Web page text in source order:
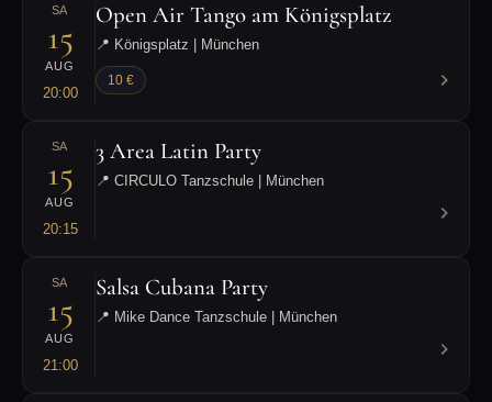
SA
15
AUG
20:00
Open Air Tango am Königsplatz
📍 Königsplatz | München
10 €
SA
15
AUG
20:15
3 Area Latin Party
📍 CIRCULO Tanzschule | München
SA
15
AUG
21:00
Salsa Cubana Party
📍 Mike Dance Tanzschule | München